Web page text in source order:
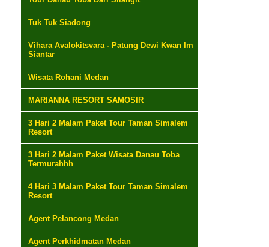
Tuk Tuk Siadong
Vihara Avalokitsvara - Patung Dewi Kwan Im
Siantar
Wisata Rohani Medan
MARIANNA RESORT SAMOSIR
3 Hari 2 Malam Paket Tour Taman Simalem
Resort
3 Hari 2 Malam Paket Wisata Danau Toba
Termurahhh
4 Hari 3 Malam Paket Tour Taman Simalem
Resort
Agent Pelancong Medan
Agent Perkhidmatan Medan